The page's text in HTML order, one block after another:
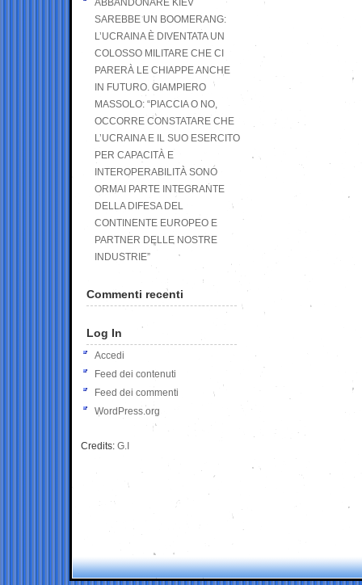
ABBANDONARE KIEV
SAREBBE UN BOOMERANG:
L’UCRAINA È DIVENTATA UN
COLOSSO MILITARE CHE CI
PARERÀ LE CHIAPPE ANCHE
IN FUTURO. GIAMPIERO
MASSOLO: “PIACCIA O NO,
OCCORRE CONSTATARE CHE
L’UCRAINA E IL SUO ESERCITO
PER CAPACITÀ E
INTEROPERABILITÀ SONO
ORMAI PARTE INTEGRANTE
DELLA DIFESA DEL
CONTINENTE EUROPEO E
PARTNER DELLE NOSTRE
INDUSTRIE”
Commenti recenti
Log In
Accedi
Feed dei contenuti
Feed dei commenti
WordPress.org
Credits: G.I